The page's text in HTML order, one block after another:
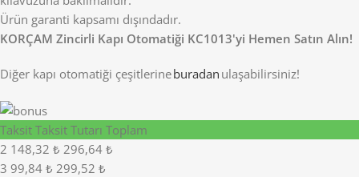
Ürün garanti kapsamı dışındadır.
KORÇAM Zincirli Kapı Otomatiği KC1013'yi Hemen Satın Alın!
Diğer kapı otomatiği çeşitlerineburadan ulaşabilirsiniz!
Taksit Taksit Tutarı Toplam
2 148,32 ₺ 296,64 ₺
3 99,84 ₺ 299,52 ₺